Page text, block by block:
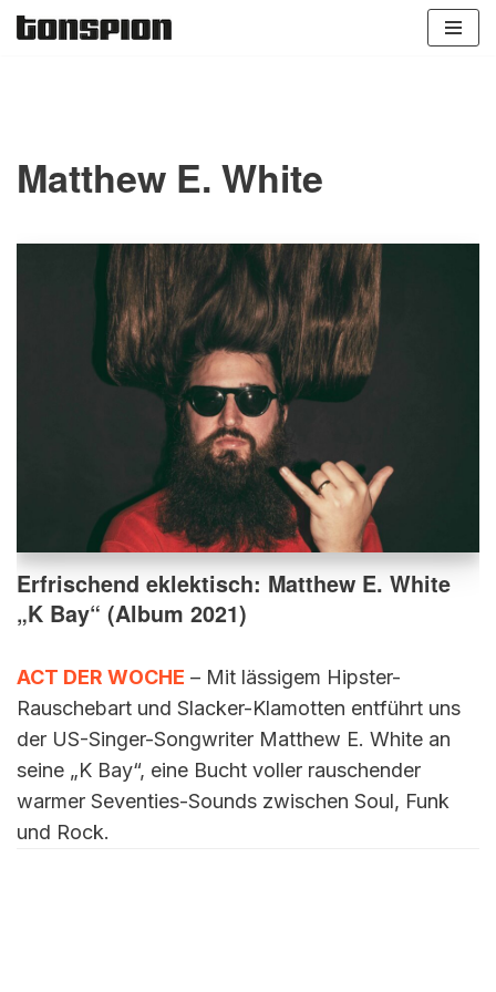
Matthew E. White
Erfrischend eklektisch: Matthew E. White
„K Bay“ (Album 2021)
ACT DER WOCHE – Mit lässigem Hipster-
Rauschebart und Slacker-Klamotten entführt uns
der US-Singer-Songwriter Matthew E. White an
seine „K Bay“, eine Bucht voller rauschender
warmer Seventies-Sounds zwischen Soul, Funk
und Rock.